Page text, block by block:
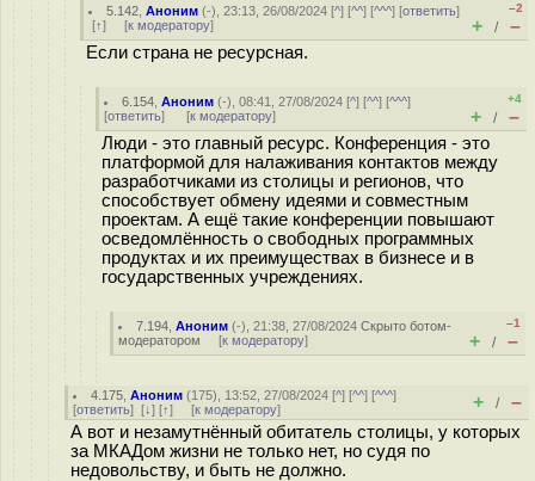
5.142 ,Аноним (-), 23:13, 26/08/2024 [^] [^^] [^^^] [ответить]
[↑] [к модератору]
–2
+ / –
Если страна не ресурсная.
6.154 ,Аноним (-), 08:41, 27/08/2024 [^] [^^] [^^^]
[ответить] [к модератору]
+4
+ / –
Люди - это главный ресурс. Конференция - это
платформой для налаживания контактов между
разработчиками из столицы и регионов, что
способствует обмену идеями и совместным
проектам. А ещё такие конференции повышают
осведомлённость о свободных программных
продуктах и их преимуществах в бизнесе и в
государственных учреждениях.
7.194 ,Аноним (-), 21:38, 27/08/2024Скрыто ботом-
модератором [к модератору]
–1
+ / –
4.175 ,Аноним (175), 13:52, 27/08/2024 [^] [^^] [^^^]
[ответить] [↓] [↑] [к модератору] + / –
А вот и незамутнённый обитатель столицы, у которых
за МКАДом жизни не только нет, но судя по
недовольству, и быть не должно.